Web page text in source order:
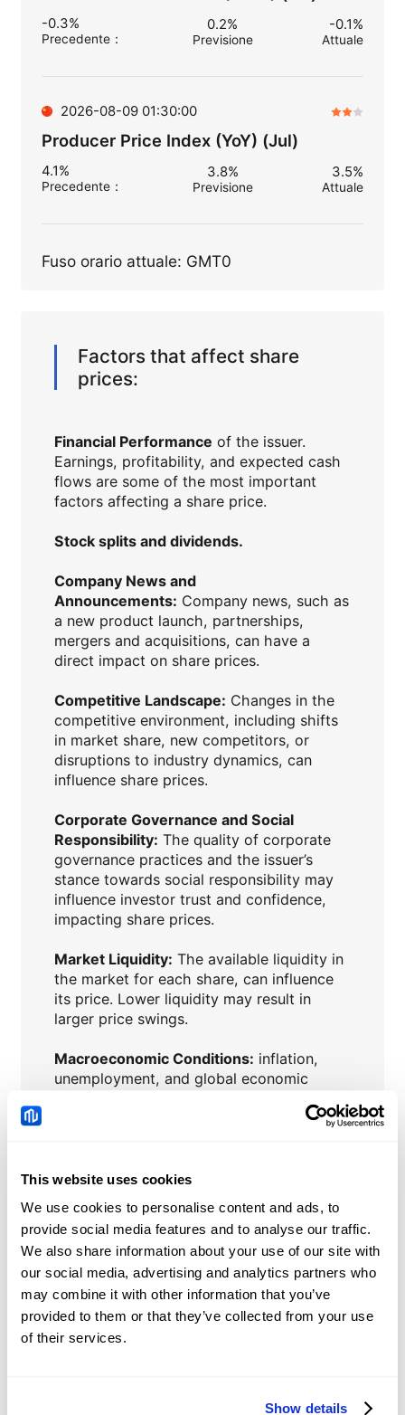
This website uses cookies
We use cookies to personalise content and ads, to
provide social media features and to analyse our traffic.
We also share information about your use of our site with
our social media, advertising and analytics partners who
may combine it with other information that you’ve
provided to them or that they’ve collected from your use
of their services.
Show details
-0.3%
Precedente：
0.2%
Previsione
-0.1%
Attuale
2026-08-09 01:30:00
Producer Price Index (YoY) (Jul)
4.1%
Precedente：
3.8%
Previsione
3.5%
Attuale
Fuso orario attuale: GMT0
Factors that affect share
prices:
Financial Performance of the issuer.
Earnings, profitability, and expected cash
flows are some of the most important
factors affecting a share price.
Stock splits and dividends.
Company News and
Announcements: Company news, such as
a new product launch, partnerships,
mergers and acquisitions, can have a
direct impact on share prices.
Competitive Landscape: Changes in the
competitive environment, including shifts
in market share, new competitors, or
disruptions to industry dynamics, can
influence share prices.
Corporate Governance and Social
Responsibility: The quality of corporate
governance practices and the issuer’s
stance towards social responsibility may
influence investor trust and confidence,
impacting share prices.
Market Liquidity: The available liquidity in
the market for each share, can influence
its price. Lower liquidity may result in
larger price swings.
Macroeconomic Conditions: inflation,
unemployment, and global economic
changes in interest rates can affect the
attractiveness of shares compared to
other asset classes.
Market Sentiment and
Speculation:traders’ perceptions and
expectations and speculative trading may
significantly influence shares’ prices.